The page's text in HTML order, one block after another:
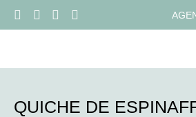
QUICHE DE